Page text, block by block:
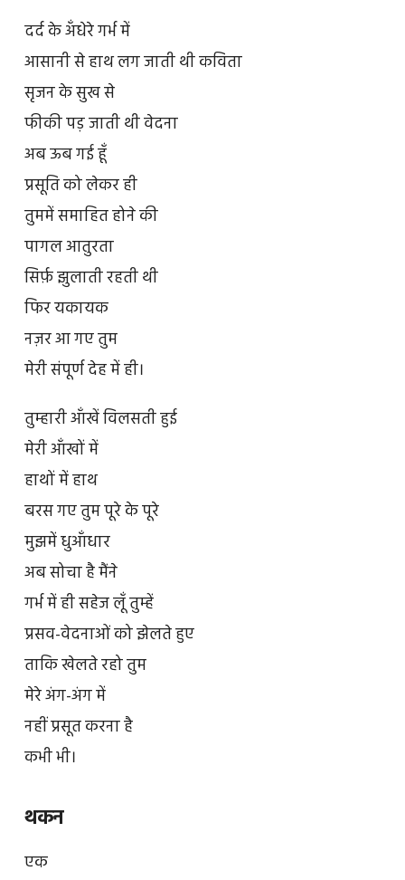
दर्द के अँधेरे गर्भ में
आसानी से हाथ लग जाती थी कविता
सृजन के सुख से
फीकी पड़ जाती थी वेदना
अब ऊब गई हूँ
प्रसूति को लेकर ही
तुममें समाहित होने की
पागल आतुरता
सिर्फ़ झुलाती रहती थी
फिर यकायक
नज़र आ गए तुम
मेरी संपूर्ण देह में ही।
तुम्हारी आँखें विलसती हुई
मेरी आँखों में
हाथों में हाथ
बरस गए तुम पूरे के पूरे
मुझमें धुआँधार
अब सोचा है मैंने
गर्भ में ही सहेज लूँ तुम्हें
प्रसव-वेदनाओं को झेलते हुए
ताकि खेलते रहो तुम
मेरे अंग-अंग में
नहीं प्रसूत करना है
कभी भी।
थकन
एक